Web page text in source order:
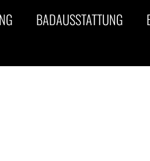
BADAUSSTATTUNG